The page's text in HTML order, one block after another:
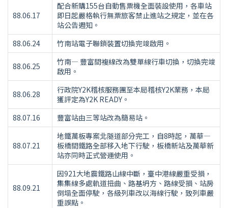
88.06.17
配合新購155台自動售票機全面裝設使用，各車站
即日起嚴格執行無票旅客禁止進站之規定，並在各
站公告週知。
88.06.24
竹南站電子聯鎖裝置切換完竣啟用。
88.06.25
竹南— 豐富間複線改為雙單線行車切換，切換完竣
啟用。
88.06.28
行政院Y2K稽核服務團至本局稽核Y2K業務，本局
獲評定為Y2K READY。
88.07.16
豐富站由三等站改為簡易站。
88.07.21
地鐵萬板專案北隧道部分完工，自8時起，萬華—
板橋間鐵路全部移入地下行駛，板橋新站及萬華新
站亦同時正式營運使用。
88.09.21
因921大地震鐵路山線中斷，臺中港線嚴重受損，
集集線多處軌道扭曲、路基坍方、路線受損、站房
倒塌全面停駛，各級列車改以海線行駛，致列車嚴
重誤點。